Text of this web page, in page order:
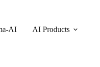
AI AI Products